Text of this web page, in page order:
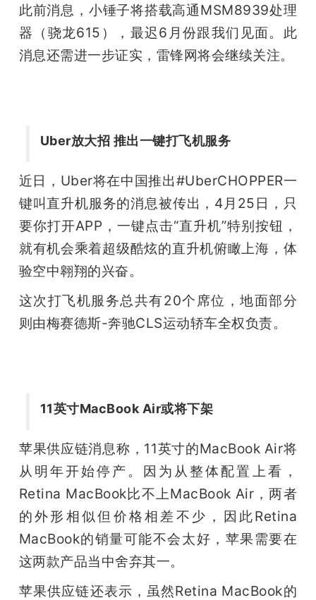
中
心
专
爱
机
此前消息，小锤子将搭载高通MSM8939处理
器（骁龙615），最迟6月份跟我们见面。此
消息还需进一步证实，雷锋网将会继续关注。
Uber放大招 推出一键打飞机服务
近日，Uber将在中国推出#UberCHOPPER一
键叫直升机服务的消息被传出，4月25日，只
要你打开APP，一键点击“直升机”特别按钮，
就有机会乘着超级酷炫的直升机俯瞰上海，体
验空中翱翔的兴奋。
这次打飞机服务总共有20个席位，地面部分
则由梅赛德斯-奔驰CLS运动轿车全权负责。
11英寸MacBook Air或将下架
苹果供应链消息称，11英寸的MacBook Air将
从明年开始停产。因为从整体配置上看，
Retina MacBook比不上MacBook Air，两者
的外形相似但价格相差不少，因此Retina
MacBook的销量可能不会太好，苹果需要在
这两款产品当中舍弃其一。
苹果供应链还表示，虽然Retina MacBook的